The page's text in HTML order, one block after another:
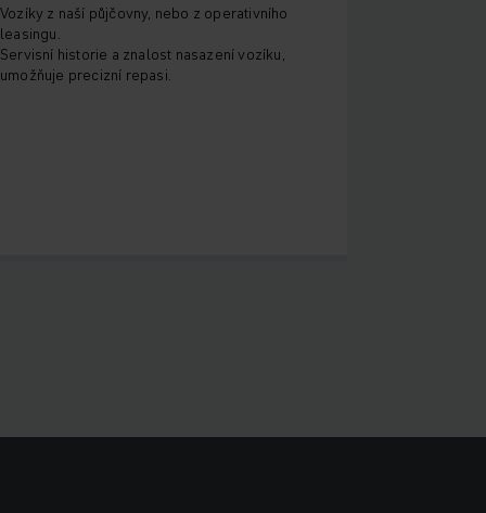
Vozíky z naší půjčovny, nebo z operativního
leasingu.
Servisní historie a znalost nasazení vozíku,
umožňuje precizní repasi.